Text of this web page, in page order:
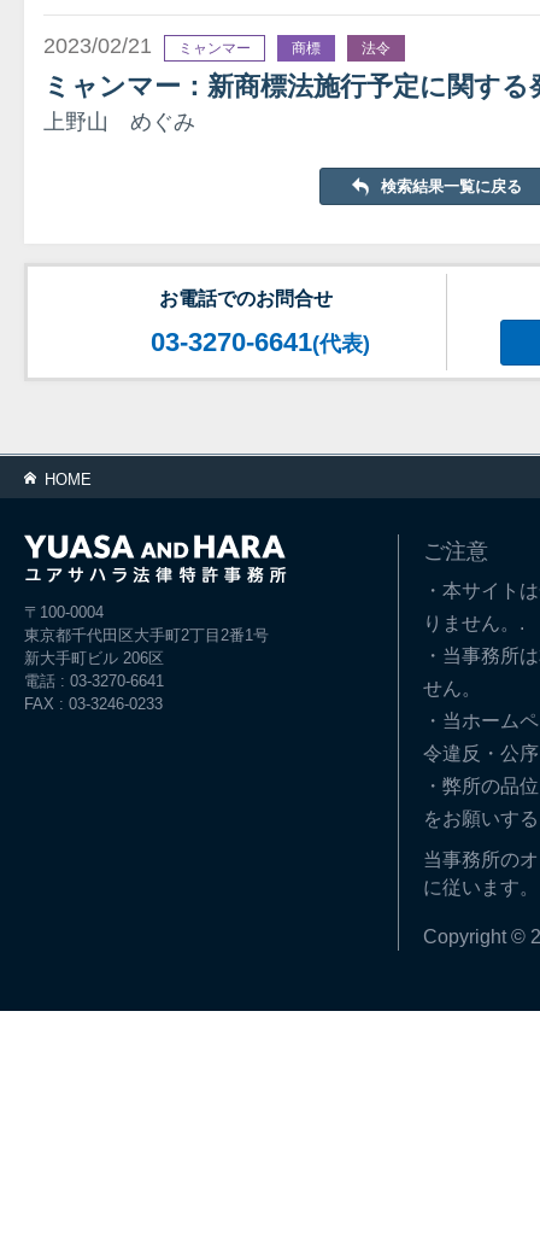
2023/02/21 ミャンマー 商標 法令
ミャンマー：新商標法施行予定に関す
上野山 めぐみ
検索結果一覧に戻る
お電話でのお問合せ
03-3270-6641(代表)
HOME
〒100-0004
東京都千代田区大手町2丁目2番1号
新大手町ビル 206区
電話 : 03-3270-6641
FAX : 03-3246-0233
ご注意
・本サイト
りません。.
・当事務所
せん。
・当ホーム
令違反・公
・弊所の品
をお願いす
当事務所の
に従います。
Copyright ©